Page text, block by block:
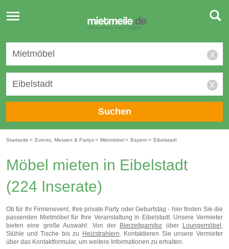
Toggle
navigation
X
X
Suchen
Startseite > Events, Messen & Partys> Mietmöbel> Bayern > Eibelstadt
Möbel mieten in Eibelstadt
(224 Inserate)
Ob für Ihr Firmenevent, Ihre private Party oder Geburtstag - hier finden Sie die
passenden Mietmöbel für Ihre Veranstaltung in Eibelstadt. Unsere Vermieter
bieten eine große Auswahl: Von der
Bierzeltgarnitur über Loungemöbel ,
Stühle und Tische bis zu
Heizstrahlern. Kontaktieren Sie unsere Vermieter
über das Kontaktformular, um weitere Informationen zu erhalten.